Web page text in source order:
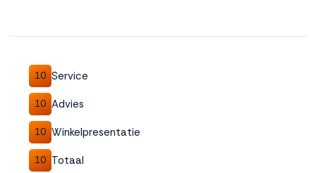
Weigeren
10 Service
10 Advies
10 Winkelpresentatie
10 Totaal